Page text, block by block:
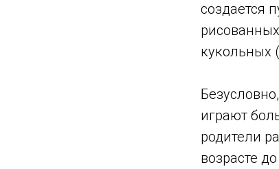
создается
кукольных
играют
родители
возрасте